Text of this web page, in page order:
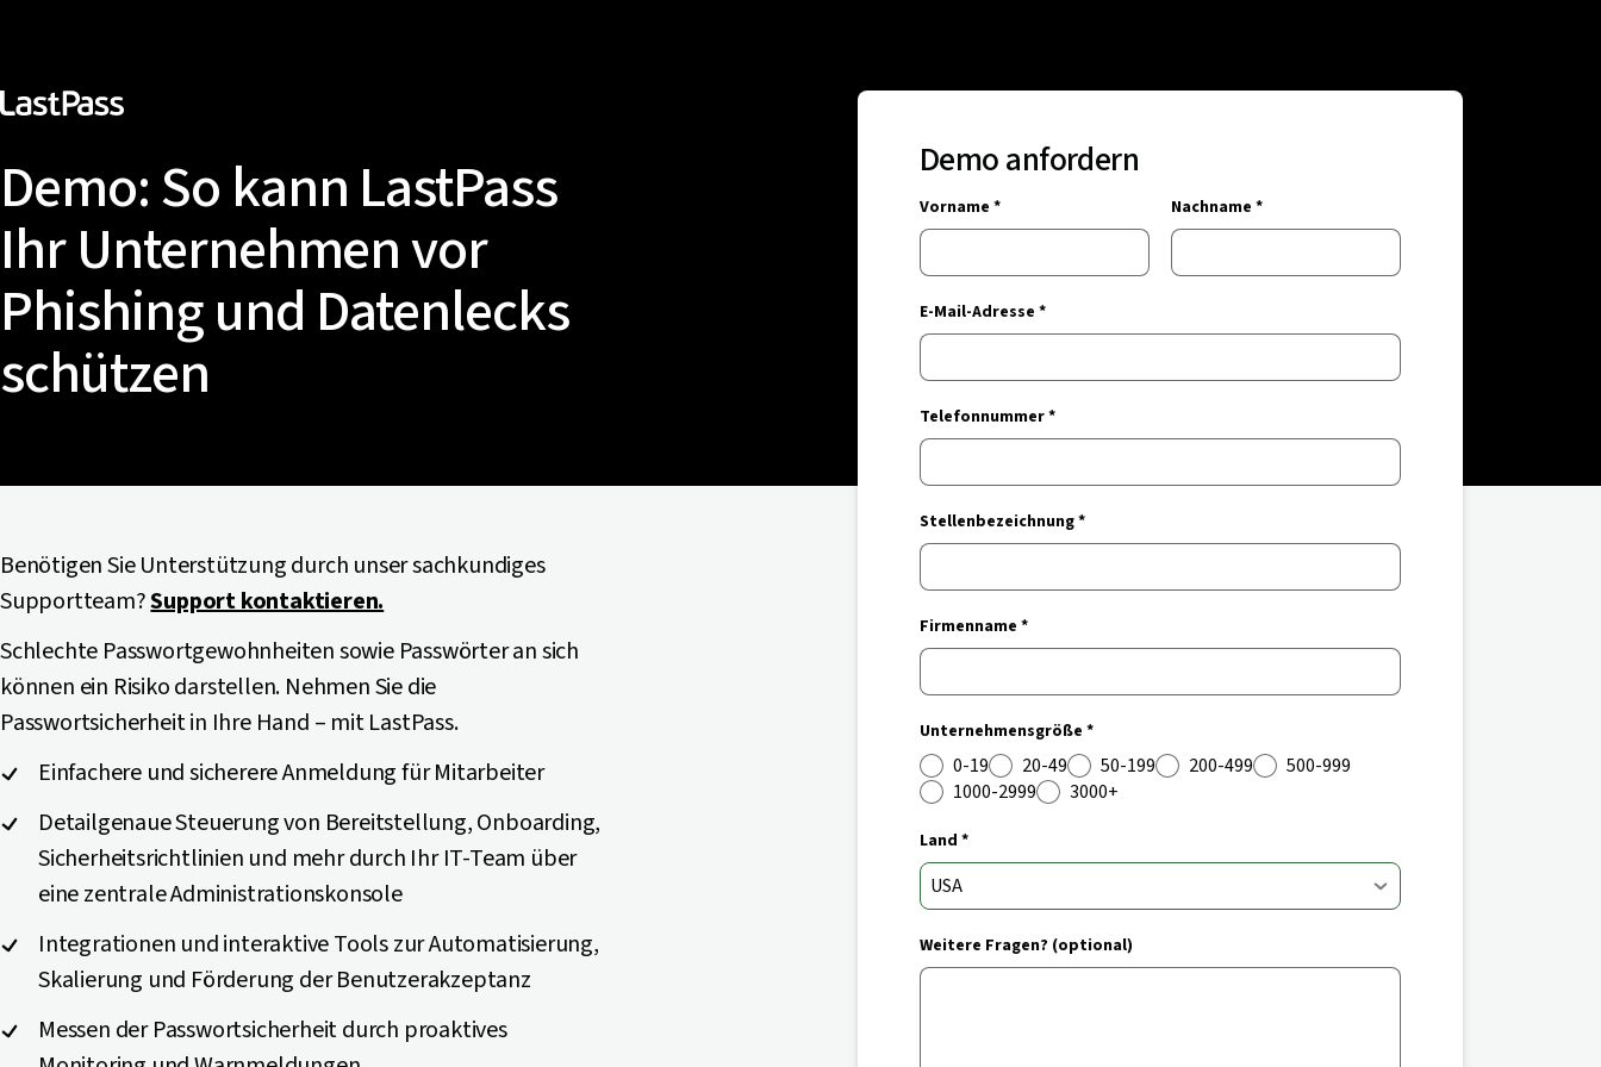
Demo: So kann LastPass
Ihr Unternehmen vor
Phishing und Datenlecks
schützen
Demo anfordern
Vorname * Nachname *
E-Mail-Adresse *
Telefonnummer *
Stellenbezeichnung *
Firmenname *
Unternehmensgröße *
0-19 20-49 50-199 200-499
500-999
1000-2999
3000+
Land *
Weitere Fragen? (optional)
Benötigen Sie Unterstützung durch unser sachkundiges
Supportteam?Support kontaktieren.
Schlechte Passwortgewohnheiten sowie Passwörter an sich
können ein Risiko darstellen. Nehmen Sie die
Passwortsicherheit in Ihre Hand – mit LastPass.
Einfachere und sicherere Anmeldung für Mitarbeiter
Detailgenaue Steuerung von Bereitstellung, Onboarding,
Sicherheitsrichtlinien und mehr durch Ihr IT-Team über
eine zentrale Administrationskonsole
Integrationen und interaktive Tools zur Automatisierung,
Skalierung und Förderung der Benutzerakzeptanz
Messen der Passwortsicherheit durch proaktives